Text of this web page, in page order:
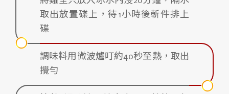
取出放置碟上，待1小時後斬件排上
碟
調味料用微波爐叮約40秒至熱，取出
攪勻